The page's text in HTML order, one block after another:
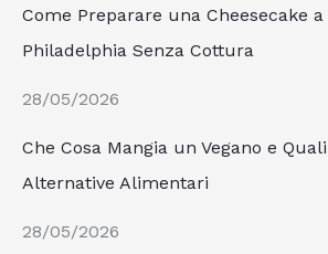
Come Preparare una Cheesecake
Philadelphia Senza Cottura
28/05/2026
Che Cosa Mangia un Vegano e
Alternative Alimentari
28/05/2026